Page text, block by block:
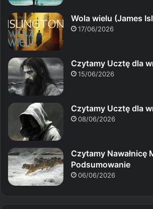
Wola wielu (James
17/06/2026
Czytamy Ucztę dla
15/06/2026
Czytamy Ucztę dla
08/06/2026
Czytamy Nawałnicę
Podsumowanie
06/06/2026